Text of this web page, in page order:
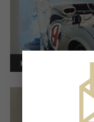
Kunstuitleen voor